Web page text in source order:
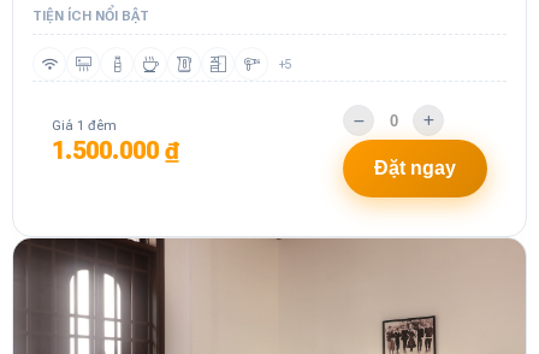
TIỆN ÍCH NỔI BẬT
+5
Giá 1 đêm
1.500.000 ₫
Đặt ngay